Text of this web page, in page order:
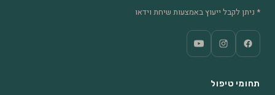
* ניתן לקבל ייעוץ באמצעות שיחת וידאו
תחומי טיפול